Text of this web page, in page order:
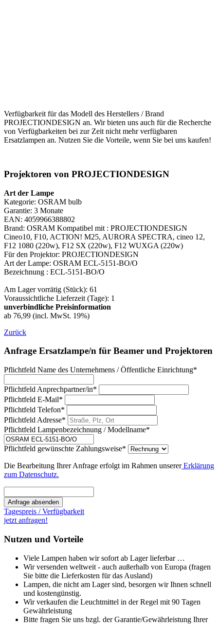
Verfügbarkeit für das Modell des Herstellers / Brand
PROJECTIONDESIGN an. Wir bieten uns auch für die Recherche
von Verfügbarkeiten bei zur Zeit nicht mehr verfügbaren
Ersatzlampen an. Nutzen Sie die Vorteile, wenn Sie bei uns kaufen!
Projektoren von PROJECTIONDESIGN
Art der Lampe
Kategorie: OSRAM bulb
Garantie: 3 Monate
EAN: 4059966388802
Brand: OSRAM Kompatibel mit : PROJECTIONDESIGN
Cineo10, F10, ACTION! M25, AURORA SPECTRA, cineo 12,
F12 1080 (220w), F12 SX (220w), F12 WUXGA (220w)
Für den Projektor: PROJECTIONDESIGN
Art der Lampe: OSRAM ECL-5151-BO/O
Bezeichnung : ECL-5151-BO/O
Am Lager vorrätig (Stück): 61
Voraussichtliche Lieferzeit (Tage): 1
unverbindliche Preisinformation
ab 76,99 (incl. MwSt. 19%)
Zurück
Anfrage Ersatzlampe/n für Beamer und Projektoren
Pflichtfeld Name des Unternehmens / Öffentliche Einrichtung*
Pflichtfeld Anprechpartner/in*
Pflichtfeld E-Mail*
Pflichtfeld Telefon*
Pflichtfeld Adresse*
Pflichtfeld Lampenbezeichnung / Modellname*
Pflichtfeld gewünschte Zahlungsweise*
Die Bearbeitung Ihrer Anfrage erfolgt im Rahmen unsererErklärung
zum Datenschutz.
Anfrage absenden
Tagespreis / Verfügbarkeit
jetzt anfragen!
Nutzen und Vorteile
Viele Lampen haben wir sofort ab Lager lieferbar …
Wir versenden weltweit - auch außerhalb von Europa (fragen
Sie bitte die Lieferkosten für das Ausland)
Lampen, die nicht am Lager sind, besorgen wir Ihnen schnell
und kostengünstig.
Wir verkaufen die Leuchtmittel in der Regel mit 90 Tagen
Gewährleistung
Bitte fragen Sie uns bzgl. der Garantie/Gewährleistung Ihrer